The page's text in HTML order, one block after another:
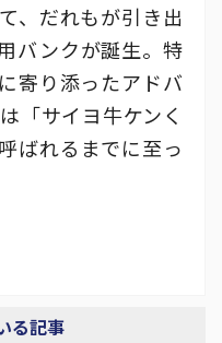
、だれもが引き出
バンクが誕生。特
寄り添ったアドバ
「サイヨ牛ケンく
ばれるまでに至っ
る記事